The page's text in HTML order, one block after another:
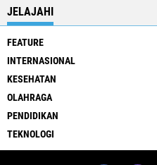
JELAJAHI
FEATURE
INTERNASIONAL
KESEHATAN
OLAHRAGA
PENDIDIKAN
TEKNOLOGI